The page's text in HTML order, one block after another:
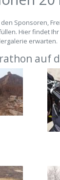
Sponsoren,
Hier findet
erwarten.
auf